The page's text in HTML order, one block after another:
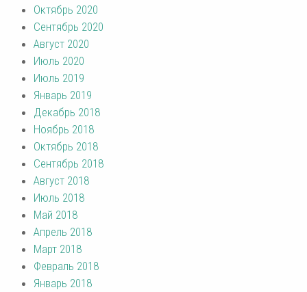
Октябрь 2020
Сентябрь 2020
Август 2020
Июль 2020
Июль 2019
Январь 2019
Декабрь 2018
Ноябрь 2018
Октябрь 2018
Сентябрь 2018
Август 2018
Июль 2018
Май 2018
Апрель 2018
Март 2018
Февраль 2018
Январь 2018